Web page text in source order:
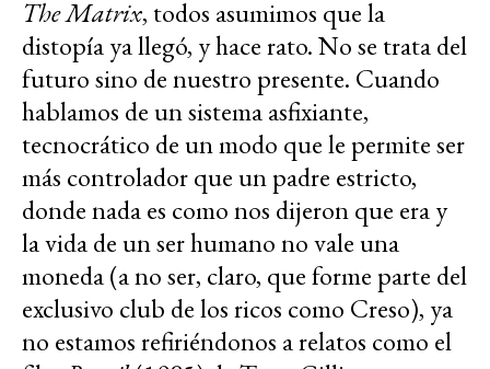
The Matrix, todos asumimos que la
distopía ya llegó, y hace rato. No se trata del
futuro sino de nuestro presente. Cuando
hablamos de un sistema asfixiante,
tecnocrático de un modo que le permite ser
más controlador que un padre estricto,
donde nada es como nos dijeron que era y
la vida de un ser humano no vale una
moneda (a no ser, claro, que forme parte del
exclusivo club de los ricos como Creso), ya
no estamos refiriéndonos a relatos como el